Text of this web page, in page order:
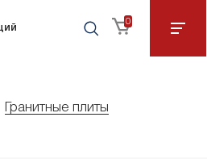
0
Гранитные плиты